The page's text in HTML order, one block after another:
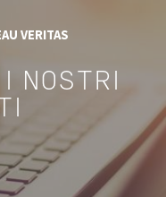
VERITAS
NOSTRI